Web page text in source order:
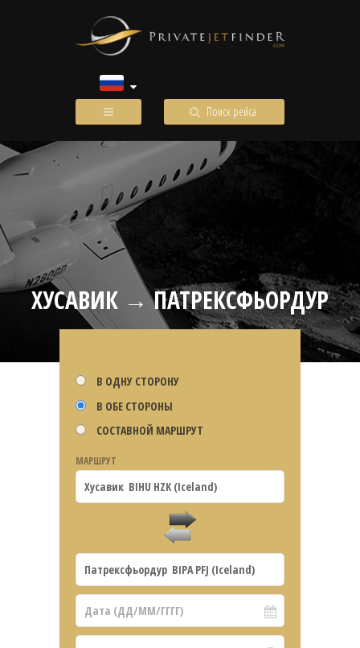
Поиск рейса
ХУСАВИК → ПАТРЕКСФЬОРДУР
В ОДНУ СТОРОНУ
В ОБЕ СТОРОНЫ
СОСТАВНОЙ МАРШРУТ
МАРШРУТ